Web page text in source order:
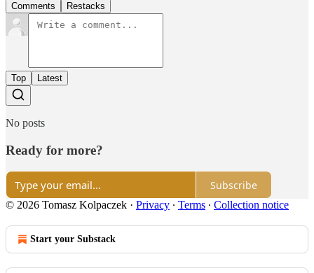
Comments Restacks
Top Latest
No posts
Ready for more?
Subscribe
© 2026 Tomasz Kolpaczek · Privacy ∙ Terms ∙ Collection notice
Start your Substack